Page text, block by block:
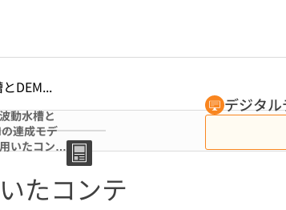
DEM...
動水槽と
連成モデ
いたコンテ
デジタ
たコンテ